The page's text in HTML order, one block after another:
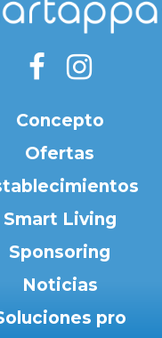
Concepto
Ofertas
Smart Living
Sponsoring
Noticias
pro